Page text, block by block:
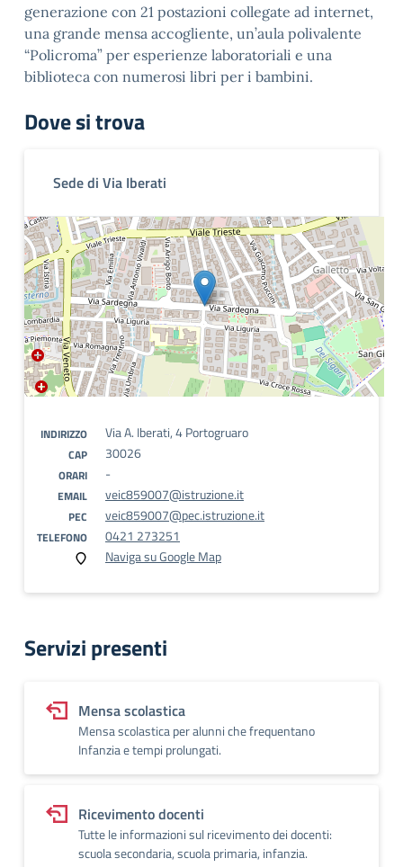
generazione con 21 postazioni collegate ad internet,
una grande mensa accogliente, un’aula polivalente
“Policroma” per esperienze laboratoriali e una
biblioteca con numerosi libri per i bambini.
Dove si trova
Sede di Via Iberati
INDIRIZZO Via A. Iberati, 4 Portogruaro
CAP 30026
ORARI -
EMAIL veic859007@istruzione.it
PEC veic859007@pec.istruzione.it
TELEFONO
0421 273251
Naviga su Google Map
Servizi presenti
Mensa scolastica
Mensa scolastica per alunni che frequentano
Infanzia e tempi prolungati.
Ricevimento docenti
Tutte le informazioni sul ricevimento dei docenti:
scuola secondaria, scuola primaria, infanzia.